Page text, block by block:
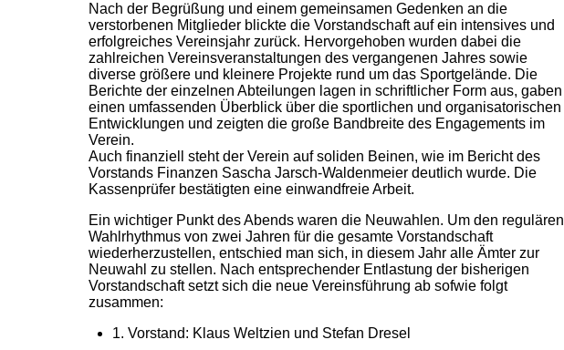
Nach der Begrüßung und einem gemeinsamen Gedenken an die
verstorbenen Mitglieder blickte die Vorstandschaft auf ein intensives und
erfolgreiches Vereinsjahr zurück. Hervorgehoben wurden dabei die
zahlreichen Vereinsveranstaltungen des vergangenen Jahres sowie
diverse größere und kleinere Projekte rund um das Sportgelände. Die
Berichte der einzelnen Abteilungen lagen in schriftlicher Form aus, gaben
einen umfassenden Überblick über die sportlichen und organisatorischen
Entwicklungen und zeigten die große Bandbreite des Engagements im
Verein.
Auch finanziell steht der Verein auf soliden Beinen, wie im Bericht des
Vorstands Finanzen Sascha Jarsch-Waldenmeier deutlich wurde. Die
Kassenprüfer bestätigten eine einwandfreie Arbeit.
Ein wichtiger Punkt des Abends waren die Neuwahlen. Um den regulären
Wahlrhythmus von zwei Jahren für die gesamte Vorstandschaft
wiederherzustellen, entschied man sich, in diesem Jahr alle Ämter zur
Neuwahl zu stellen. Nach entsprechender Entlastung der bisherigen
Vorstandschaft setzt sich die neue Vereinsführung ab sofwie folgt
zusammen:
1. Vorstand: Klaus Weltzien und Stefan Dresel